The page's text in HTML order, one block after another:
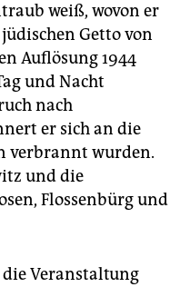
weiß, wovon er
Getto von
Auflösung 1944
und Nacht
nach
er sich an die
verbrannt wurden.
und die
Flossenbürg und
Veranstaltung